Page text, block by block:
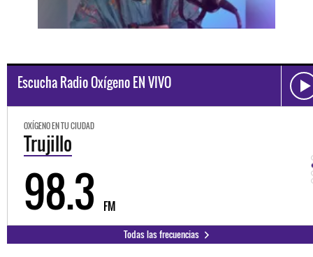
Escucha Radio Oxígeno EN VIVO
OXÍGENO EN TU CIUDAD
Trujillo
98.3 FM
Todas las frecuencias